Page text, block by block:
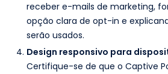
receber e-mails de marketing,
opção clara de opt-in e
serão usados.
Design responsivo para
Certifique-se de que o Captive